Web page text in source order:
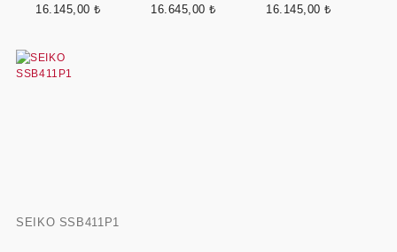
16.145,00 ₺ 16.645,00 ₺ 16.145,00 ₺
SEIKO SSB411P1